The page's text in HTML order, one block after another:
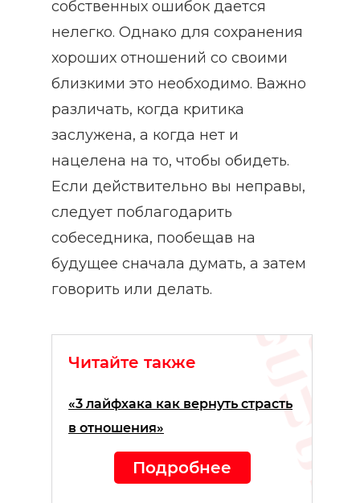
собственных ошибок дается
нелегко. Однако для сохранения
хороших отношений со своими
близкими это необходимо. Важно
различать, когда критика
заслужена, а когда нет и
нацелена на то, чтобы обидеть.
Если действительно вы неправы,
следует поблагодарить
собеседника, пообещав на
будущее сначала думать, а затем
говорить или делать.
Читайте также
«3 лайфхака как вернуть страсть
в отношения»
Подробнее